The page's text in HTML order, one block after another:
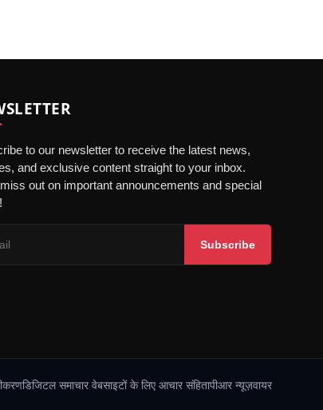
to our newsletter to receive the latest news,
and exclusive content straight to your inbox.
out on important announcements and special
Subscribe
डिजिटल समाचार वेबसाइटों के लिए आचार संहितापीआर न्यूज़वायर